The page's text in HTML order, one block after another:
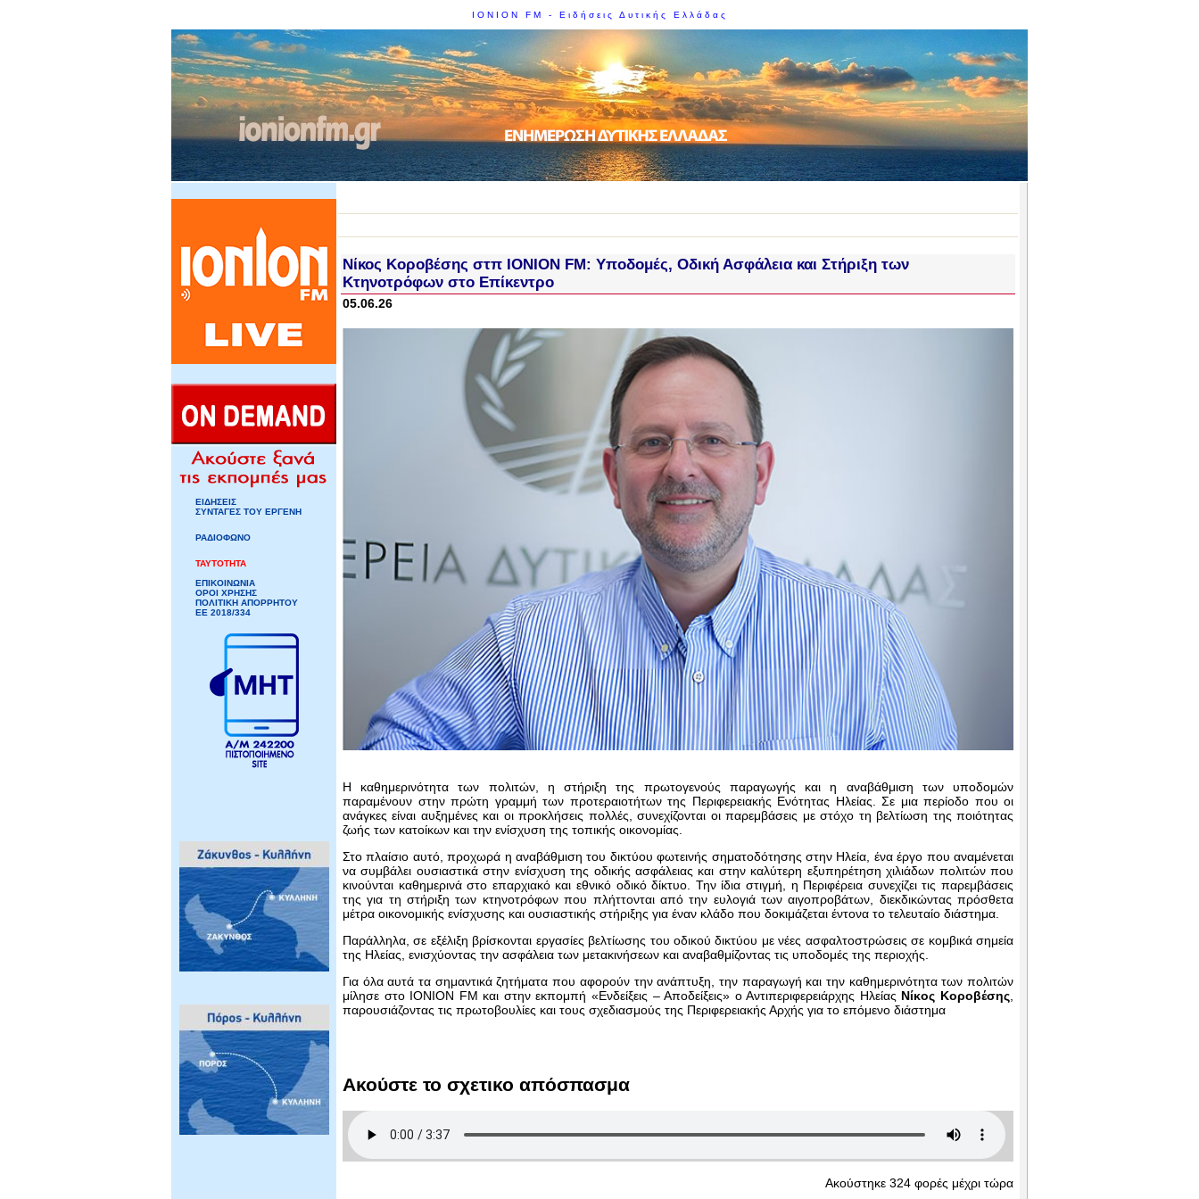
IONION FM - Ειδήσεις Δυτικής Ελλάδας
ΕΙΔΗΣΕΙΣ
ΣΥΝΤΑΓΕΣ ΤΟΥ ΕΡΓΕΝΗ
ΡΑΔΙΟΦΩΝΟ
ΤΑΥΤΟΤΗΤΑ
ΕΠΙΚΟΙΝΩΝΙΑ
ΟΡΟΙ ΧΡΗΣΗΣ
ΠΟΛΙΤΙΚΗ ΑΠΟΡΡΗΤΟΥ
ΕΕ 2018/334
Νίκος Κοροβέσης στπ ΙΟΝΙΟΝ FM: Υποδομές, Οδική Ασφάλεια και Στήριξη των
Κτηνοτρόφων στο Επίκεντρο
05.06.26
Η καθημερινότητα των πολιτών, η στήριξη της πρωτογενούς παραγωγής και η αναβάθμιση των υποδομών
παραμένουν στην πρώτη γραμμή των προτεραιοτήτων της Περιφερειακής Ενότητας Ηλείας. Σε μια περίοδο που οι
ανάγκες είναι αυξημένες και οι προκλήσεις πολλές, συνεχίζονται οι παρεμβάσεις με στόχο τη βελτίωση της ποιότητας
ζωής των κατοίκων και την ενίσχυση της τοπικής οικονομίας.
Στο πλαίσιο αυτό, προχωρά η αναβάθμιση του δικτύου φωτεινής σηματοδότησης στην Ηλεία, ένα έργο που αναμένεται
να συμβάλει ουσιαστικά στην ενίσχυση της οδικής ασφάλειας και στην καλύτερη εξυπηρέτηση χιλιάδων πολιτών που
κινούνται καθημερινά στο επαρχιακό και εθνικό οδικό δίκτυο. Την ίδια στιγμή, η Περιφέρεια συνεχίζει τις παρεμβάσεις
της για τη στήριξη των κτηνοτρόφων που πλήττονται από την ευλογιά των αιγοπροβάτων, διεκδικώντας πρόσθετα
μέτρα οικονομικής ενίσχυσης και ουσιαστικής στήριξης για έναν κλάδο που δοκιμάζεται έντονα το τελευταίο διάστημα.
Παράλληλα, σε εξέλιξη βρίσκονται εργασίες βελτίωσης του οδικού δικτύου με νέες ασφαλτοστρώσεις σε κομβικά σημεία
της Ηλείας, ενισχύοντας την ασφάλεια των μετακινήσεων και αναβαθμίζοντας τις υποδομές της περιοχής.
Για όλα αυτά τα σημαντικά ζητήματα που αφορούν την ανάπτυξη, την παραγωγή και την καθημερινότητα των πολιτών
μίλησε στο IONION FM και στην εκπομπή «Ενδείξεις – Αποδείξεις» ο Αντιπεριφερειάρχης Ηλείας Νίκος Κοροβέσης
παρουσιάζοντας τις πρωτοβουλίες και τους σχεδιασμούς της Περιφερειακής Αρχής για το επόμενο διάστημα
Ακούστε το σχετικο απόσπασμα
Ακούστηκε 324 φορές μέχρι τώρα